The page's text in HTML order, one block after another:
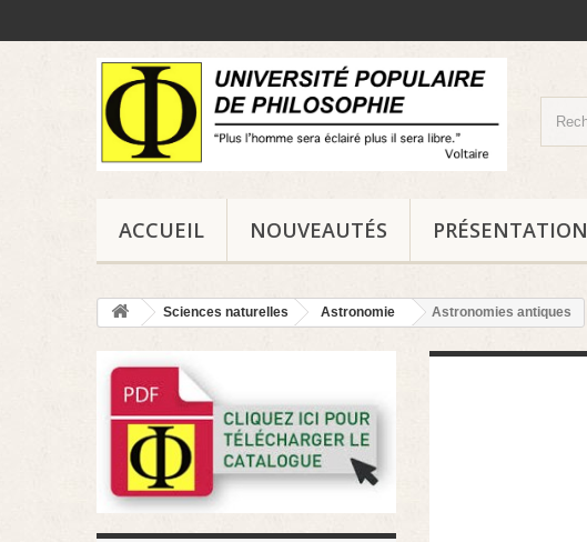
ACCUEIL NOUVEAUTÉS PRÉSENTATION
Sciences naturelles Astronomie Astronomies antiques